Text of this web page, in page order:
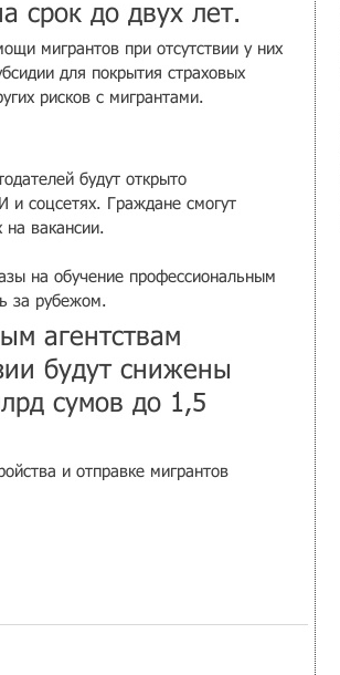
срок до двух лет.
мигрантов при отсутствии у них
для покрытия страховых
рисков с мигрантами.
будут открыто
и соцсетях. Граждане смогут
на вакансии.
на обучение профессиональным
за рубежом.
агентствам
будут снижены
сумов до 1,5
и отправке мигрантов